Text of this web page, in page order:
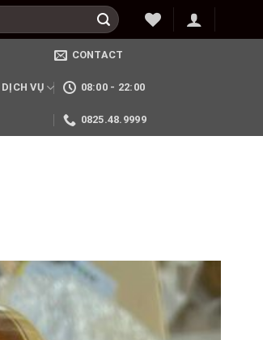
DỊCH VỤ
CONTACT
08:00 - 22:00
0825.48.9999